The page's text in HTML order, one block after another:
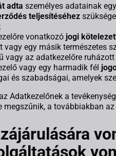
adta személyes adatainak
teljesítéséhez
vonatkozó jogi
vagy egy másik természetes
vagy az adatkezelőre
vagy egy harmadik fél
és szabadságai, amelyek
Adatkezelőnek a
megszűnik, a továbbiakban